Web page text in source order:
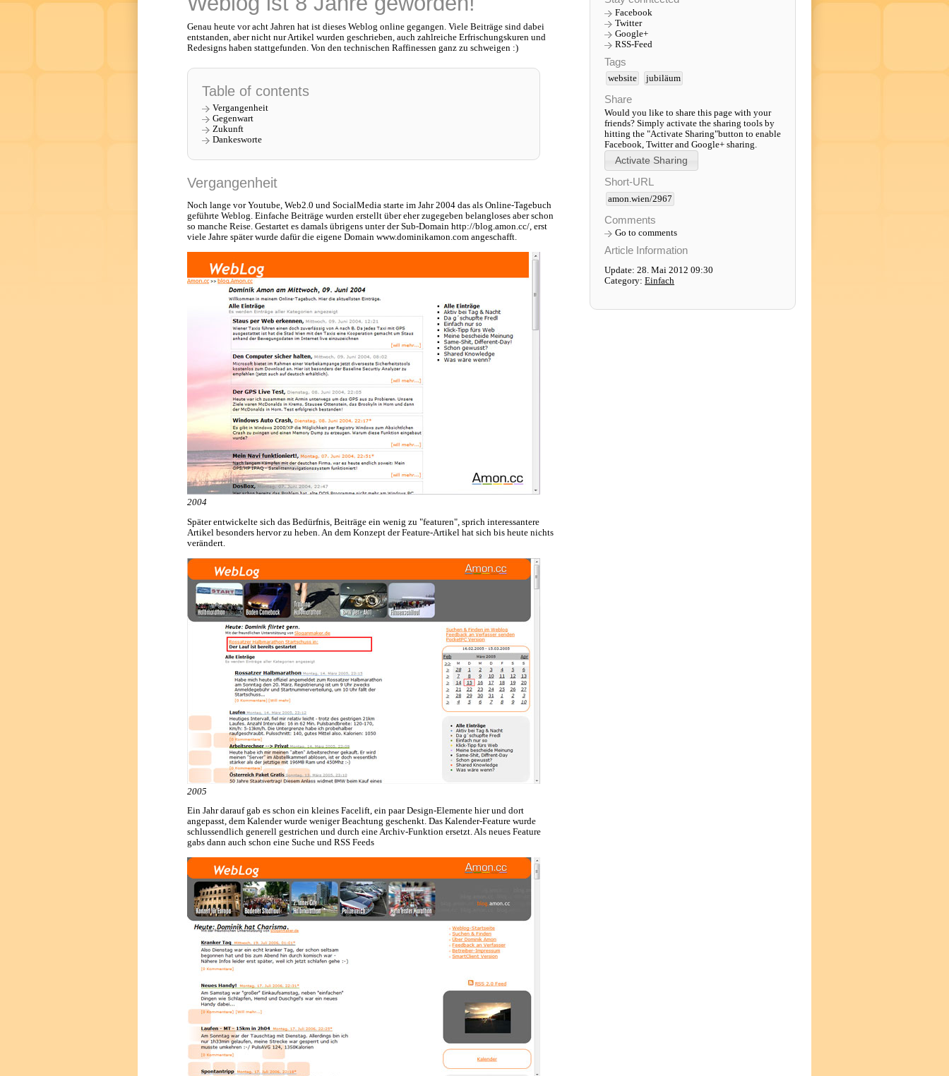
Genau heute vor acht Jahren hat ist dieses Weblog online gegangen. Viele Beiträge sind dabei
entstanden, aber nicht nur Artikel wurden geschrieben, auch zahlreiche Erfrischungskuren und
Redesigns haben stattgefunden. Von den technischen Raffinessen ganz zu schweigen :)
Table of contents
Vergangenheit
Gegenwart
Zukunft
Dankesworte
Vergangenheit
Noch lange vor Youtube, Web2.0 und SocialMedia starte im Jahr 2004 das als Online-Tagebuch
geführte Weblog. Einfache Beiträge wurden erstellt über eher zugegeben belangloses aber schon
so manche Reise. Gestartet es damals übrigens unter der Sub-Domain http://blog.amon.cc/, erst
viele Jahre später wurde dafür die eigene Domain www.dominikamon.com angeschafft.
2004
Später entwickelte sich das Bedürfnis, Beiträge ein wenig zu "featuren", sprich interessantere
Artikel besonders hervor zu heben. An dem Konzept der Feature-Artikel hat sich bis heute nichts
verändert.
2005
Ein Jahr darauf gab es schon ein kleines Facelift, ein paar Design-Elemente hier und dort
angepasst, dem Kalender wurde weniger Beachtung geschenkt. Das Kalender-Feature wurde
schlussendlich generell gestrichen und durch eine Archiv-Funktion ersetzt. Als neues Feature
gabs dann auch schon eine Suche und RSS Feeds
Facebook
Twitter
Google+
RSS-Feed
Tags
website jubiläum
Share
Would you like to share this page with your
friends? Simply activate the sharing tools by
hitting the "Activate Sharing"button to enable
Facebook, Twitter and Google+ sharing.
Short-URL
amon.wien/2967
Comments
Go to comments
Article Information
Update: 28. Mai 2012 09:30
Category: Einfach